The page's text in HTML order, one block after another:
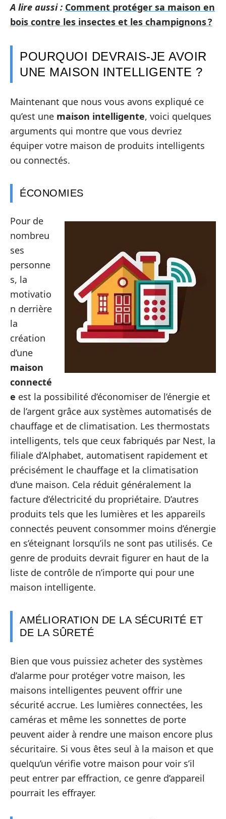
A lire aussi : Comment protéger sa maison en
bois contre les insectes et les champignons ?
POURQUOI DEVRAIS-JE AVOIR
UNE MAISON INTELLIGENTE ?
Maintenant que nous vous avons expliqué ce
qu’est une maison intelligente, voici quelques
arguments qui montre que vous devriez
équiper votre maison de produits intelligents
ou connectés.
ÉCONOMIES
Pour de
nombreu
ses
personne
s, la
motivatio
n derrière
la
création
d’une
maison
connecté
e est la possibilité d’économiser de l’énergie et
de l’argent grâce aux systèmes automatisés de
chauffage et de climatisation. Les thermostats
intelligents, tels que ceux fabriqués par Nest, la
filiale d’Alphabet, automatisent rapidement et
précisément le chauffage et la climatisation
d’une maison. Cela réduit généralement la
facture d’électricité du propriétaire. D’autres
produits tels que les lumières et les appareils
connectés peuvent consommer moins d’énergie
en s’éteignant lorsqu’ils ne sont pas utilisés. Ce
genre de produits devrait figurer en haut de la
liste de contrôle de n’importe qui pour une
maison intelligente.
AMÉLIORATION DE LA SÉCURITÉ ET
DE LA SÛRETÉ
Bien que vous puissiez acheter des systèmes
d’alarme pour protéger votre maison, les
maisons intelligentes peuvent offrir une
sécurité accrue. Les lumières connectées, les
caméras et même les sonnettes de porte
peuvent aider à rendre une maison encore plus
sécuritaire. Si vous êtes seul à la maison et que
quelqu’un vérifie votre maison pour voir s’il
peut entrer par effraction, ce genre d’appareil
pourrait les effrayer.